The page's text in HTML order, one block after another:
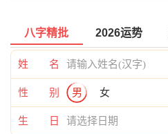
八字精批 2026运势
姓 名
性 别 男 女
生 日